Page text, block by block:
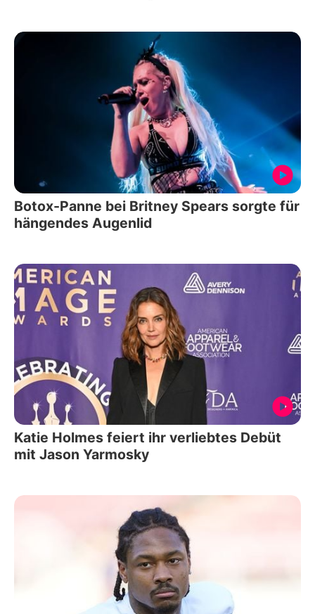
Botox-Panne bei Britney Spears sorgte für
hängendes Augenlid
Katie Holmes feiert ihr verliebtes Debüt
mit Jason Yarmosky